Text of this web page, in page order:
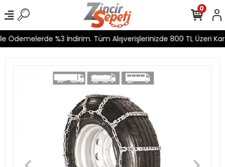
Ödemelerde %3 İndirim. Tüm Alışverişlerinizde 800 TL Üzeri
0